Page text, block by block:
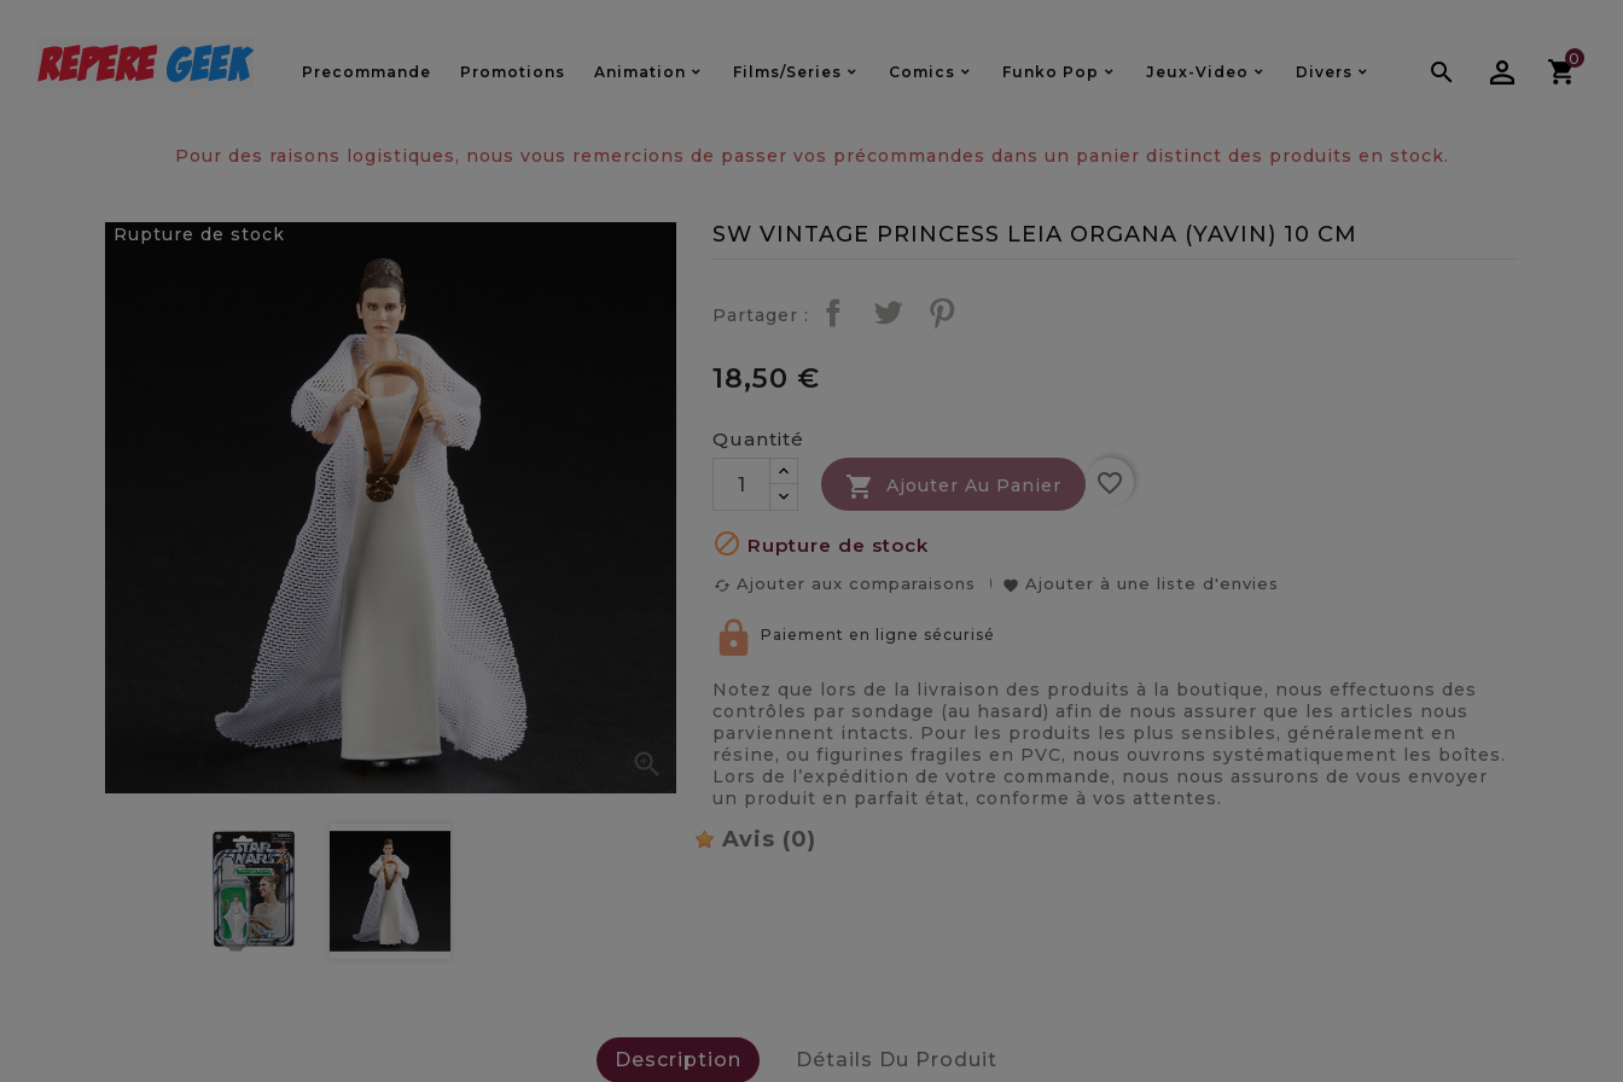
0

Precommande Promotions Animation Films/series Comics Funko Pop Jeux-Video Divers
Pour des raisons logistiques, nous vous remercions de passer vos précommandes dans un panier distinct des produits en stock.
Rupture de stock

SW VINTAGE PRINCESS LEIA ORGANA (YAVIN) 10 CM
Partager :
18,50 €
Quantité
 Ajouter Au Panier favorite_border
 Rupture de stock
cached Ajouter aux comparaisons favorite Ajouter à une liste d'envies
Paiement en ligne sécurisé
Notez que lors de la livraison des produits à la boutique, nous effectuons des
contrôles par sondage (au hasard) afin de nous assurer que les articles nous
parviennent intacts. Pour les produits les plus sensibles, généralement en
résine, ou figurines fragiles en PVC, nous ouvrons systématiquement les boîtes.
Lors de l’expédition de votre commande, nous nous assurons de vous envoyer
un produit en parfait état, conforme à vos attentes.
Description Détails Du Produit
Avis (0)